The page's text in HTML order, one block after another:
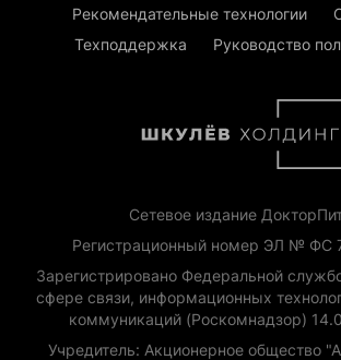
Рекомендательные технологии
Техподдержка
Руководство
Сетевое издание
Регистрационный номер ЭЛ № ФС
Зарегистрировано Федеральной
сфере связи, информационных
коммуникаций (Роскомнадзор)
Учредитель: Акционерное общество